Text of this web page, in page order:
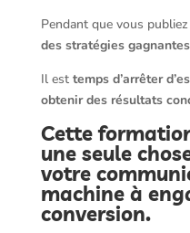
Pendant que vous
des stratégies gagnantes
Il est temps d’arrêter
obtenir des résultats
Cette
une seule
votre
machine à
conversion.